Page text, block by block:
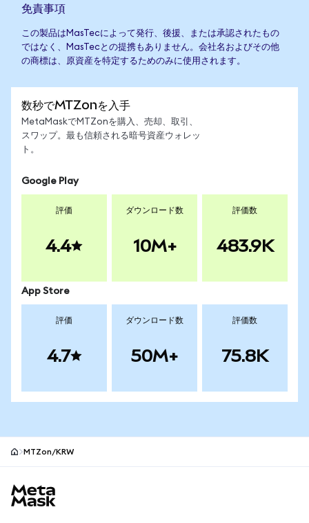
免責事項
この製品はMasTecによって発行、後援、または承認されたもの
ではなく、MasTecとの提携もありません。会社名およびその他
の商標は、原資産を特定するためのみに使用されます。
数秒でMTZonを入手
MetaMaskでMTZonを購入、売却、取引、
スワップ。最も信頼される暗号資産ウォレッ
ト。
Google Play
評価
4.4
ダウンロード数
10M+
評価数
483.9K
App Store
評価
4.7
ダウンロード数
50M+
評価数
75.8K
MTZon/KRW